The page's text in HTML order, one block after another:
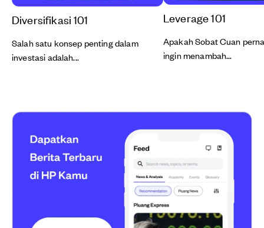
Diversifikasi 101
Salah satu konsep penting dalam
investasi adalah...
Leverage 101
Apakah Sobat Cuan
ingin menambah...